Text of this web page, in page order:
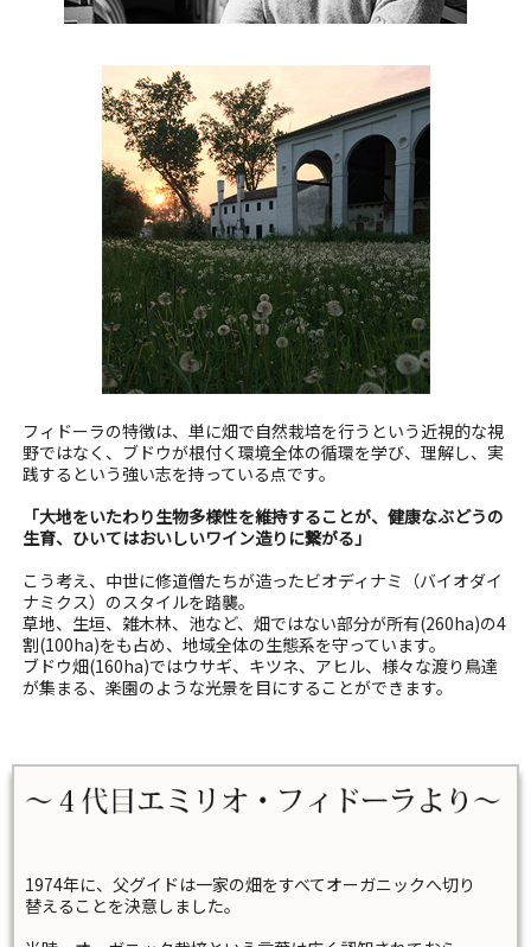
フィドーラの特徴は、単に畑で自然栽培を行うという近視的な視
野ではなく、ブドウが根付く環境全体の循環を学び、理解し、実
践するという強い志を持っている点です。
「大地をいたわり生物多様性を維持することが、健康なぶどうの
生育、ひいてはおいしいワイン造りに繋がる」
こう考え、中世に修道僧たちが造ったビオディナミ（バイオダイ
ナミクス）のスタイルを踏襲。
草地、生垣、雑木林、池など、畑ではない部分が所有(260ha)の4
割(100ha)をも占め、地域全体の生態系を守っています。
ブドウ畑(160ha)ではウサギ、キツネ、アヒル、様々な渡り鳥達
が集まる、楽園のような光景を目にすることができます。
1974年に、父グイドは一家の畑をすべてオーガニックへ切り
替えることを決意しました。